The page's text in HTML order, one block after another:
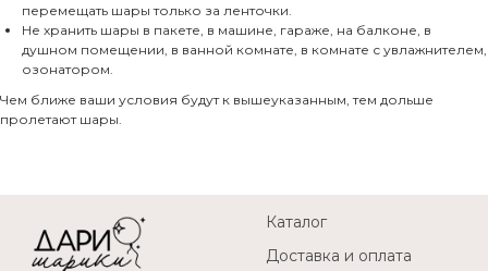
перемещать шары только за ленточки.
Не хранить шары в пакете, в машине, гараже, на балконе, в
душном помещении, в ванной комнате, в комнате с увлажнителем,
озонатором.
Чем ближе ваши условия будут к вышеуказанным, тем дольше
пролетают шары.
Каталог
Доставка и оплата